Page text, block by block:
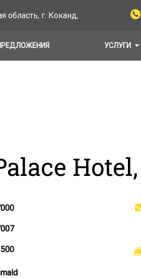
область, г. Коканд,
УСЛУГИ